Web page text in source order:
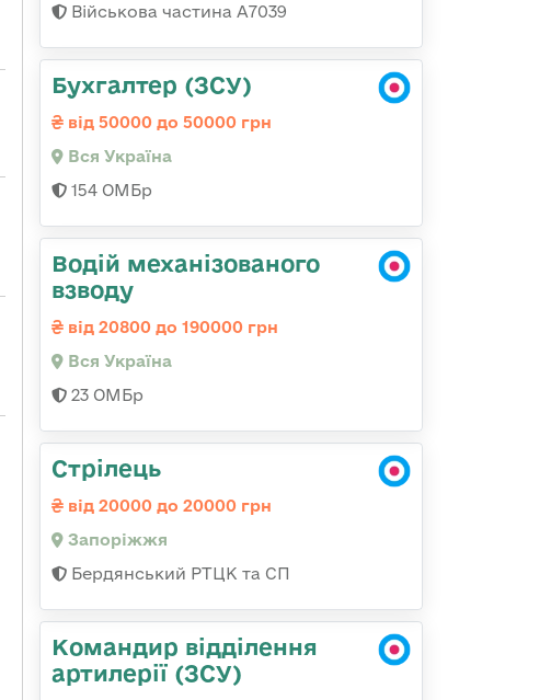
Військова частина А7039
Бухгалтер (ЗСУ)
від 50000 до 50000 грн
Вся Україна
154 ОМБр
Водій механізованого
взводу
від 20800 до 190000 грн
Вся Україна
23 ОМБр
Стрілець
від 20000 до 20000 грн
Запоріжжя
Бердянський РТЦК та СП
Командир відділення
артилерії (ЗСУ)